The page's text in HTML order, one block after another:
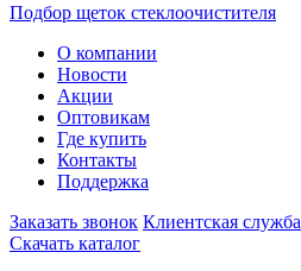
Подбор щеток стеклоочистителя
О компании
Новости
Акции
Оптовикам
Где купить
Контакты
Поддержка
Заказать звонок Клиентская служба
Скачать каталог